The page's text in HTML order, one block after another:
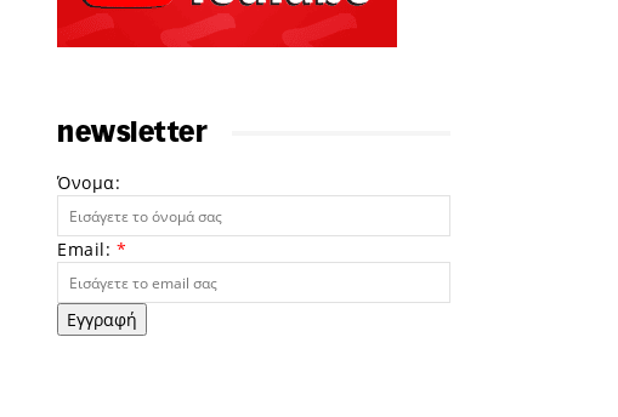
newsletter
Όνομα:
Email: *
Εγγραφή